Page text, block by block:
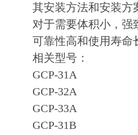
其安装方法和安装
对于需要体积小，强
可靠性高和使用寿
相关型号：
GCP-31A
GCP-32A
GCP-33A
GCP-31B